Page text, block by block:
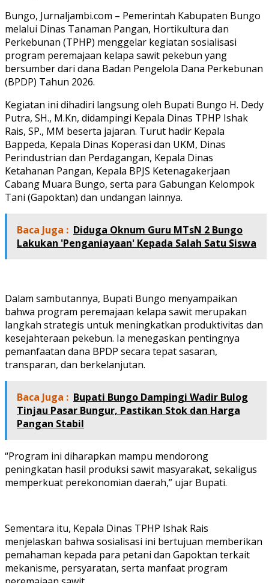
Bungo, Jurnaljambi.com – Pemerintah Kabupaten Bungo
melalui Dinas Tanaman Pangan, Hortikultura dan
Perkebunan (TPHP) menggelar kegiatan sosialisasi
program peremajaan kelapa sawit pekebun yang
bersumber dari dana Badan Pengelola Dana Perkebunan
(BPDP) Tahun 2026.
Kegiatan ini dihadiri langsung oleh Bupati Bungo H. Dedy
Putra, SH., M.Kn, didampingi Kepala Dinas TPHP Ishak
Rais, SP., MM beserta jajaran. Turut hadir Kepala
Bappeda, Kepala Dinas Koperasi dan UKM, Dinas
Perindustrian dan Perdagangan, Kepala Dinas
Ketahanan Pangan, Kepala BPJS Ketenagakerjaan
Cabang Muara Bungo, serta para Gabungan Kelompok
Tani (Gapoktan) dan undangan lainnya.
Baca Juga : Diduga Oknum Guru MTsN 2 Bungo
Lakukan 'Penganiayaan' Kepada Salah Satu Siswa
Dalam sambutannya, Bupati Bungo menyampaikan
bahwa program peremajaan kelapa sawit merupakan
langkah strategis untuk meningkatkan produktivitas dan
kesejahteraan pekebun. Ia menegaskan pentingnya
pemanfaatan dana BPDP secara tepat sasaran,
transparan, dan berkelanjutan.
Baca Juga : Bupati Bungo Dampingi Wadir Bulog
Tinjau Pasar Bungur, Pastikan Stok dan Harga
Pangan Stabil
“Program ini diharapkan mampu mendorong
peningkatan hasil produksi sawit masyarakat, sekaligus
memperkuat perekonomian daerah,” ujar Bupati.
Sementara itu, Kepala Dinas TPHP Ishak Rais
menjelaskan bahwa sosialisasi ini bertujuan memberikan
pemahaman kepada para petani dan Gapoktan terkait
mekanisme, persyaratan, serta manfaat program